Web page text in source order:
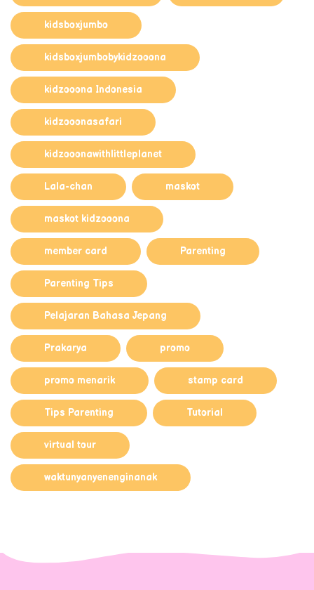
kidsboxjumbo
kidsboxjumbobykidzooona
kidzooona Indonesia
kidzooonasafari
kidzooonawithlittleplanet
Lala-chan maskot
maskot kidzooona
member card Parenting
Parenting Tips
Pelajaran Bahasa Jepang
Prakarya promo
promo menarik stamp card
Tips Parenting Tutorial
virtual tour
waktunyanyenenginanak